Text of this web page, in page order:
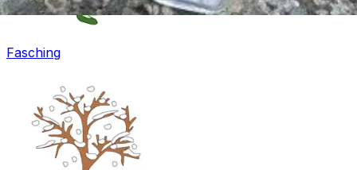
Fasching